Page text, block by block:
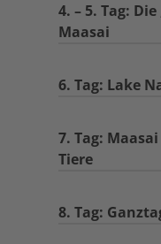
4. – 5. Tag:
Maasai
6. Tag: Lake
7. Tag:
Tiere
8. Tag: